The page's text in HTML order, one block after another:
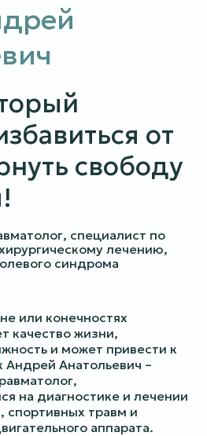
от
свободу
специалист по
лечению,
синдрома
или конечностях
качество жизни,
и может привести к
Анатольевич –
на диагностике и лечении
спортивных травм и
аппарата.